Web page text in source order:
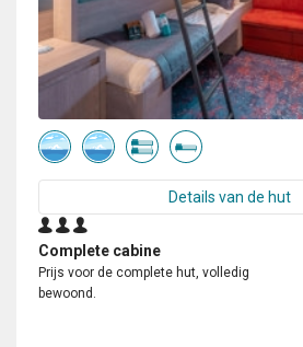
Details van de hut
Complete cabine
Prijs voor de complete hut, volledig
bewoond.